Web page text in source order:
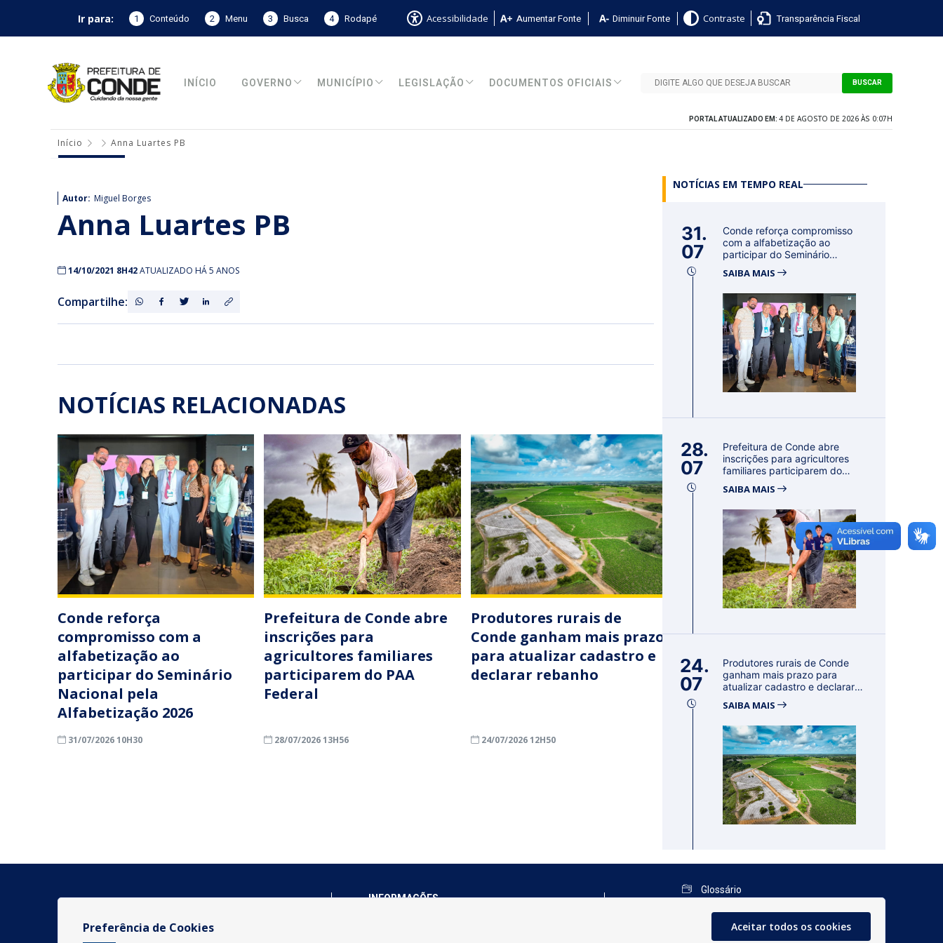
Ir para: 1 Conteúdo 2 Menu 3 Busca 4 Rodapé Acessibilidade Aumentar Fonte Diminuir Fonte Contraste Transparência Fiscal
INÍCIO GOVERNO MUNICÍPIO LEGISLAÇÃO DOCUMENTOS OFICIAIS BUSCAR
PORTAL ATUALIZADO EM: 4 DE AGOSTO DE 2026 ÀS 0:07H
Início Anna Luartes PB
Autor: Miguel Borges
Anna Luartes PB
14/10/2021 8H42ATUALIZADO HÁ 5 ANOS
Compartilhe:
NOTÍCIAS RELACIONADAS
Conde reforça
compromisso com a
alfabetização ao
participar do Seminário
Nacional pela
Alfabetização 2026
31/07/2026 10H30
Prefeitura de Conde abre
inscrições para
agricultores familiares
participarem do PAA
Federal
28/07/2026 13H56
Produtores rurais de
Conde ganham mais prazo
para atualizar cadastro e
declarar rebanho
24/07/2026 12H50
NOTÍCIAS EM TEMPO REAL
31.
07
Conde reforça compromisso
com a alfabetização ao
participar do Seminário
SAIBA MAIS
28.
07
Prefeitura de Conde abre
inscrições para agricultores
familiares participarem do
SAIBA MAIS
24.
07
Produtores rurais de Conde
ganham mais prazo para
atualizar cadastro e declarar
SAIBA MAIS
INFORMAÇÕES
Glossário
Mapa do Site
Perguntas Frequentes
Preferência de Cookies Aceitar todos os cookies